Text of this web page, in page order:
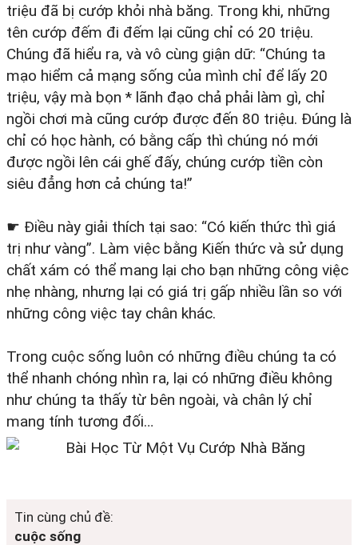
triệu đã bị cướp khỏi nhà băng. Trong khi, những
tên cướp đếm đi đếm lại cũng chỉ có 20 triệu.
Chúng đã hiểu ra, và vô cùng giận dữ: “Chúng ta
mạo hiểm cả mạng sống của mình chỉ để lấy 20
triệu, vậy mà bọn * lãnh đạo chả phải làm gì, chỉ
ngồi chơi mà cũng cướp được đến 80 triệu. Đúng là
chỉ có học hành, có bằng cấp thì chúng nó mới
được ngồi lên cái ghế đấy, chúng cướp tiền còn
siêu đẳng hơn cả chúng ta!”
☛ Điều này giải thích tại sao: “Có kiến thức thì giá
trị như vàng”. Làm việc bằng Kiến thức và sử dụng
chất xám có thể mang lại cho bạn những công việc
nhẹ nhàng, nhưng lại có giá trị gấp nhiều lần so với
những công việc tay chân khác.
Trong cuộc sống luôn có những điều chúng ta có
thể nhanh chóng nhìn ra, lại có những điều không
như chúng ta thấy từ bên ngoài, và chân lý chỉ
mang tính tương đối…
Tin cùng chủ đề:
cuộc sống